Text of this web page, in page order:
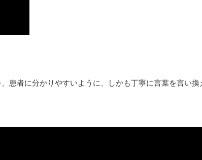
を打ち込んだゲームプレイ動画で当時が懐かしい。
(若干ネタバレあり) 26/07/25
ループ会社の嫁子 [ほのぼの]
患者に分かりやすいように、しかも丁寧に言葉を言い